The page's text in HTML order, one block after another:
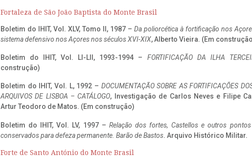
Fortaleza de São João Baptista do Monte Brasil
Boletim do IHIT, Vol. XLV, Tomo II, 1987 – Da poliorcética à fortificação nos
sistema defensivo nos Açores nos séculos XVI-XIX, Alberto Vieira. (Em
Boletim do IHIT, Vol. LI-LII, 1993-1994 – FORTIFICAÇÃO DA ILHA
construção)
Boletim do IHIT, Vol. L, 1992 – DOCUMENTAÇÃO SOBRE AS FORTIFICAÇÕES
ARQUIVOS DE LISBOA – CATÁLOGO, Investigação de Carlos Neves e Filipe
Artur Teodoro de Matos. (Em construção)
Boletim do IHIT, Vol. LV, 1997 – Relação dos fortes, Castellos e outros
conservados para defeza permanente. Barão de Bastos. Arquivo Histórico Militar.
Forte de Santo António do Monte Brasil